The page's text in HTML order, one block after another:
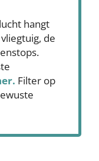
hangt
de
. Filter op